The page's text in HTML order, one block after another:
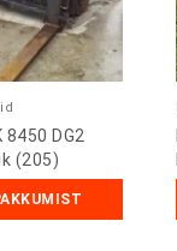
8450 DG2
(205)